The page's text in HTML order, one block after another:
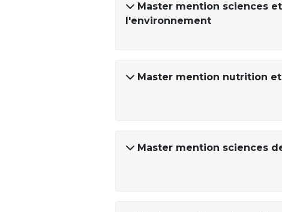
Master mention sciences
l'environnement
Master mention nutrition
Master mention sciences